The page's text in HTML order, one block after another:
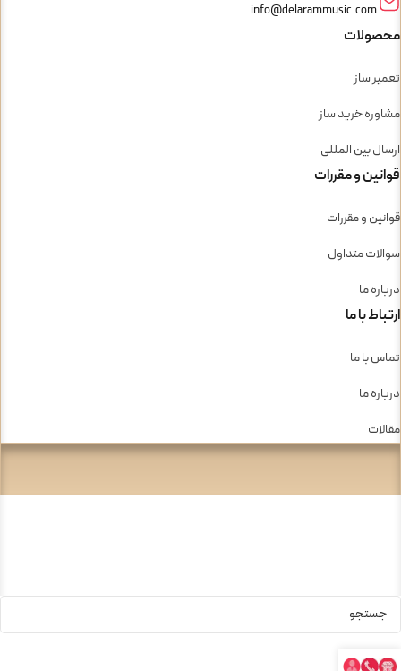
info@delarammusic.com
محصولات
تعمیر ساز
مشاوره خرید ساز
ارسال بین المللی
قوانین و مقررات
قوانین و مقررات
سوالات متداول
درباره ما
ارتباط با ما
تماس با ما
درباره ما
مقالات